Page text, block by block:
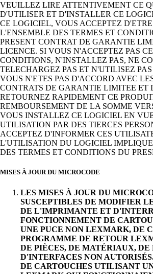
VEUILLEZ LIRE ATTENTIVEMENT CE
D'UTILISER ET D'INSTALLER CE
CE LOGICIEL, VOUS ACCEPTEZ
L'ENSEMBLE DES TERMES ET
PRESENT CONTRAT DE GARANTIE
LICENCE. SI VOUS N'ACCEPTEZ PAS
CONDITIONS, N'INSTALLEZ PAS, NE
TELECHARGEZ PAS ET N'UTILISEZ
VOUS N'ETES PAS D'ACCORD AVEC
CONTRATS DE GARANTIE LIMITEE ET
RETOURNEZ RAPIDEMENT CE
REMBOURSEMENT DE LA SOMME
VOUS INSTALLEZ CE LOGICIEL EN
UTILISATION PAR DES TIERCES
ACCEPTEZ D'INFORMER CES
L'UTILISATION DU LOGICIEL
DES TERMES ET CONDITIONS DU
MISES À JOUR DU MICROCODE
LES MISES À JOUR DU
SUSCEPTIBLES DE MODIFIER
DE L'IMPRIMANTE ET
FONCTIONNEMENT DE
UNE PUCE NON LEXMARK, DE
PROGRAMME DE RETOUR
DE PIÈCES, DE MATÉRIAUX, DE
D'INTERFACES NON
DE CARTOUCHES UTILISANT